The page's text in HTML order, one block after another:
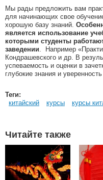
Мы рады предложить вам
для начинающих свое
хорошую базу знаний.
является использование
которыми студенты
заведении. Например
Кондрашевского и др. В
успеваемость и оценки в
глубокие знания и
Теги:
китайский
курсы курсы
Читайте также